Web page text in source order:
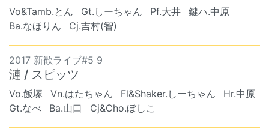
Vo&Tamb.とん Gt.しーちゃん Pf.大井
鍵ハ.中原
Ba.なほりん
Cj.吉村(智)
2017 新歓ライブ#5 9
漣 / スピッツ
Vo.飯塚 Vn.はたちゃん Fl&Shaker.しーちゃん
Hr.中原
Gt.なべ
Ba.山口 Cj&Cho.ぼしこ